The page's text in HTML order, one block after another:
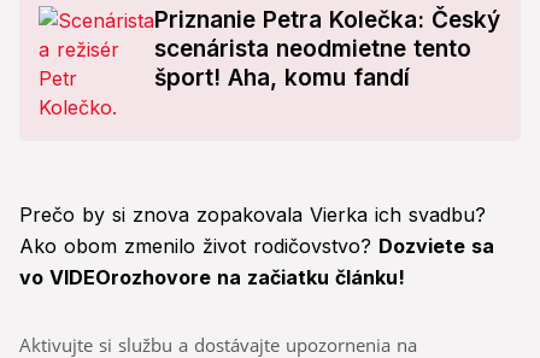
Priznanie Petra Kolečka: Český
scenárista neodmietne tento
šport! Aha, komu fandí
Prečo by si znova zopakovala Vierka ich svadbu?
Ako obom zmenilo život rodičovstvo? Dozviete sa
vo VIDEOrozhovore na začiatku článku!
Aktivujte si službu a dostávajte upozornenia na